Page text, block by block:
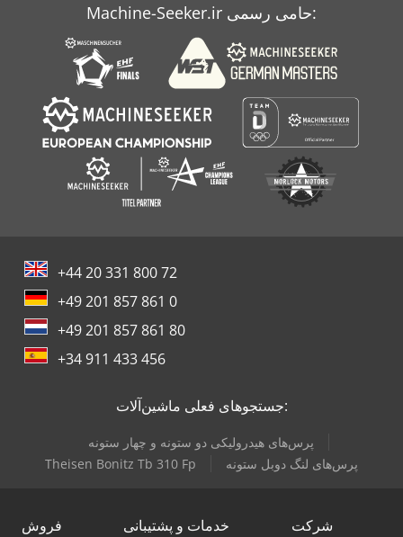
Machine-Seeker.ir حامی رسمی:
+44 20 331 800 72
+49 201 857 861 0
+49 201 857 861 80
+34 911 433 456
جستجوهای فعلی ماشین‌آلات:
پرس‌های هیدرولیکی دو ستونه و چهار ستونه
Theisen Bonitz Tb 310 Fp
پرس‌های لنگ دوبل ستونه
فروش خدمات و پشتیبانی شرکت